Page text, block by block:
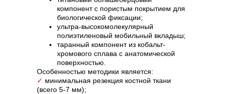
компонент с пористым покрытием для
биологической фиксации;
ультра-высокомолекулярный
полиэтиленовый мобильный вкладыш;
таранный компонент из кобальт-
хромового сплава с анатомической
поверхностью.
Особенностью методики является:
✓ минимальная резекция костной ткани
(всего 5-7 мм);